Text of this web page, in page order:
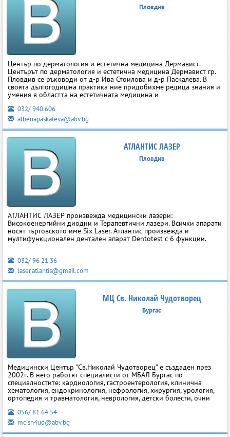
Пловдив
Център по дерматология и естетична медицина Дермавист.
Центърът по дерматология и естетична медицина Дермавист гр.
Пловдив се ръководи от д-р Ива Стоилова и д-р Паскалева. В
своята дългогодишна практика ние придобихме редица знания и
умения в областта на естетичната медицина и
032/ 940 606
albenapaskaleva@abv.bg
АТЛАНТИС ЛАЗЕР
Пловдив
АТЛАНТИС ЛАЗЕР произвежда медицински лазери:
Високоенергийни диодни и Терапевтични лазери. Всички апарати
носят търговското име Six Laser. Атлантис произвежда и
мултифункционален дентален апарат Dentotest с 6 функции.
032/ 96 21 36
laser.atlantis@gmail.com
МЦ Св. Николай Чудотворец
Бургас
Медицински Център ”Св.Николай Чудотворец” е създаден през
2002г. В него работят специалисти от МБАЛ Бургас по
специалностите: кардиология, гастроентерология, клинична
хематология, ендокринология, нефрология, хирургия, урология,
ортопедия и травматология, неврология, детски болести, очни
056/ 81 64 54
mc.sn4ud@abv.bg